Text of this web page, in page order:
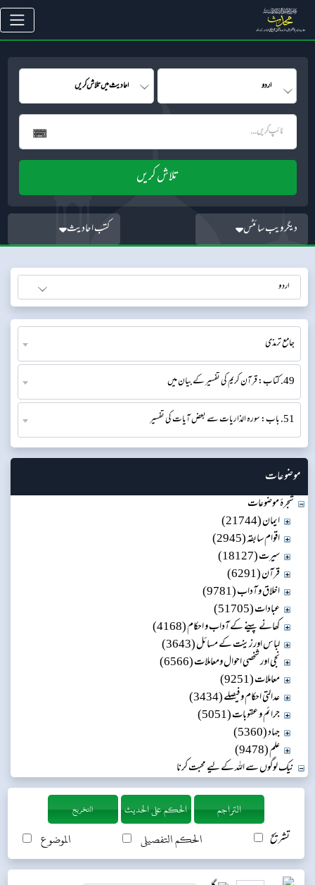
دیگر ویب سائٹس کتب احادیث
جامع ترمذی
49. كتاب: قرآن کریم کی تفسیر کے بیان میں
51. باب: سورہ الذاریات سے بعض آیات کی تفسیر​
موضوعات
شجرۂ موضوعات
ایمان (21744)
اقوام سابقہ (2945)
سیرت (18127)
قرآن (6291)
اخلاق و آداب (9781)
عبادات (51705)
کھانے پینے کے آداب و احکام (4168)
لباس اور زینت کے مسائل (3643)
نجی اور شخصی احوال ومعاملات (6566)
معاملات (9251)
عدالتی احکام و فیصلے (3434)
جرائم و عقوبات (5051)
جہاد (5360)
علم (9478)
نیک لوگوں سے اللہ کے لیے محبت کرنا
تشریح الحکم التفصیلی الموضوع
التخريج